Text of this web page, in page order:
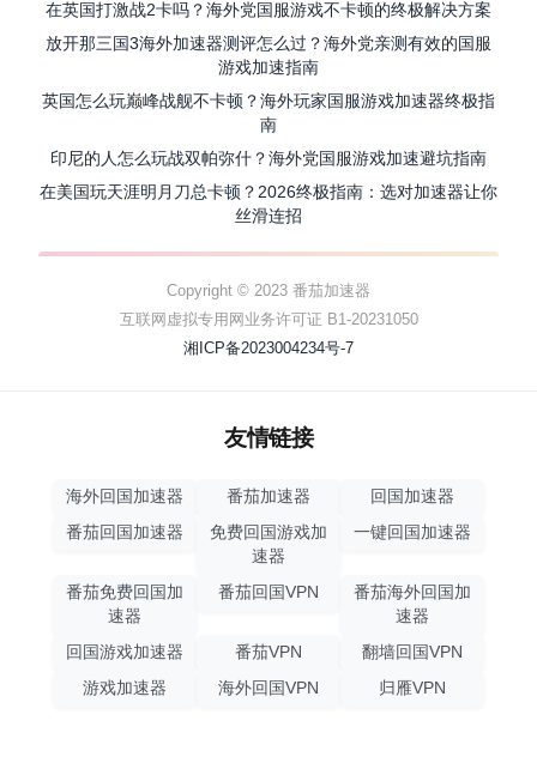
在英国打激战2卡吗？海外党国服游戏不卡顿的终极解决方案
放开那三国3海外加速器测评怎么过？海外党亲测有效的国服
游戏加速指南
英国怎么玩巅峰战舰不卡顿？海外玩家国服游戏加速器终极指
南
印尼的人怎么玩战双帕弥什？海外党国服游戏加速避坑指南
在美国玩天涯明月刀总卡顿？2026终极指南：选对加速器让你
丝滑连招
Copyright © 2023 番茄加速器
互联网虚拟专用网业务许可证 B1-20231050
湘ICP备2023004234号-7
友情链接
海外回国加速器 番茄加速器
回国加速器
番茄回国加速器
免费回国游戏加
速器
一键回国加速器
番茄免费回国加
速器
番茄回国VPN
番茄海外回国加
速器
回国游戏加速器
番茄VPN
翻墙回国VPN
游戏加速器
海外回国VPN 归雁VPN